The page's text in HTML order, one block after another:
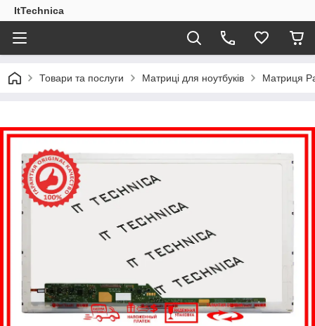
ItTechnica
Товари та послуги Матриці для ноутбуків Матриця